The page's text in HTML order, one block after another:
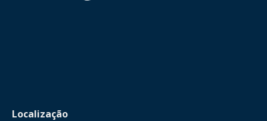
Localização